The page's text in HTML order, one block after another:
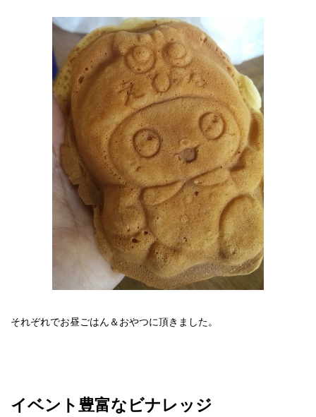
それぞれでお昼ごはん＆おやつに頂きました。
イベント豊富なビナレッジ